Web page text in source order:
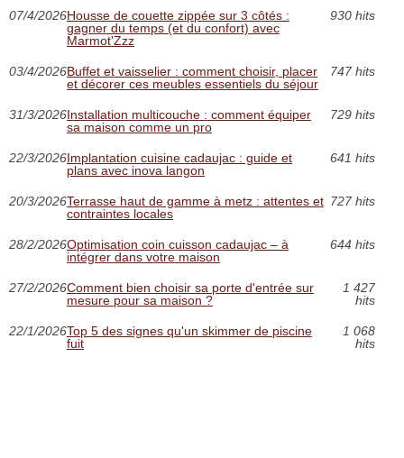
07/4/2026Housse de couette zippée sur 3 côtés :
gagner du temps (et du confort) avec
Marmot'Zzz
930 hits
03/4/2026Buffet et vaisselier : comment choisir, placer
et décorer ces meubles essentiels du séjour
747 hits
31/3/2026Installation multicouche : comment équiper
sa maison comme un pro
729 hits
22/3/2026Implantation cuisine cadaujac : guide et
plans avec inova langon
641 hits
20/3/2026Terrasse haut de gamme à metz : attentes et
contraintes locales
727 hits
28/2/2026Optimisation coin cuisson cadaujac – à
intégrer dans votre maison
644 hits
27/2/2026Comment bien choisir sa porte d'entrée sur
mesure pour sa maison ?
1 427
hits
22/1/2026Top 5 des signes qu'un skimmer de piscine
fuit
1 068
hits